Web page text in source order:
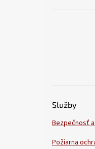
Služby
Bezpečnosť
Požiarna